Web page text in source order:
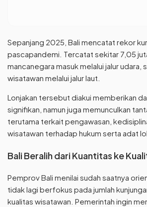
Sepanjang 2025, Bali mencatat rekor
pascapandemi. Tercatat sekitar 7,05
mancanegara masuk melalui jalur udara,
wisatawan melalui jalur laut.
Lonjakan tersebut diakui memberikan
signifikan, namun juga memunculkan
terutama terkait pengawasan,
wisatawan terhadap hukum serta adat
Bali Beralih dari Kuantitas ke
Pemprov Bali menilai sudah saatnya
tidak lagi berfokus pada jumlah
kualitas wisatawan. Pemerintah ingin